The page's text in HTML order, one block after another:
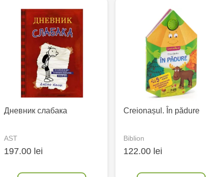
Дневник слабака
AST
197.00 lei
Creionașul. În pădure
Biblion
122.00 lei